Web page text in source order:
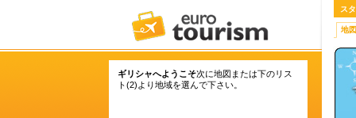
ギリシャへようこそ次に地図または下のリス
ト(2)より地域を選んで下さい。
ス
地図